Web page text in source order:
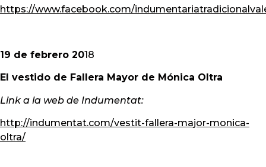
https://www.facebook.com/
19 de febrero 2018
El vestido de Fallera Mayor de Mónica Oltra
Link a la web de Indumentat:
http://indumentat.com/vestit-fallera-major-monica-
oltra/